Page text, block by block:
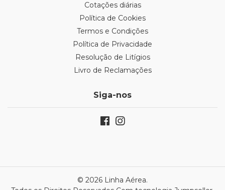
Cotações diárias
Política de Cookies
Termos e Condições
Política de Privacidade
Resolução de Litígios
Livro de Reclamações
Siga-nos
© 2026 Linha Aérea.